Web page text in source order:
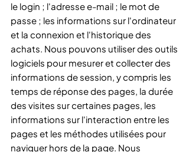
le login ; l'adresse e-mail ; le mot de
passe ; les informations sur l'ordinateur
et la connexion et l'historique des
achats. Nous pouvons utiliser des outils
logiciels pour mesurer et collecter des
informations de session, y compris les
temps de réponse des pages, la durée
des visites sur certaines pages, les
informations sur l'interaction entre les
pages et les méthodes utilisées pour
naviguer hors de la page. Nous